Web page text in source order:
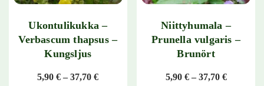
Ukontulikukka –
Verbascum thapsus –
Kungsljus
5,90€ – 37,70€Hintaluokka: 5,90 € - 37,70 €
Niittyhumala –
Prunella vulgaris –
Brunört
5,90 € – 37,70 €